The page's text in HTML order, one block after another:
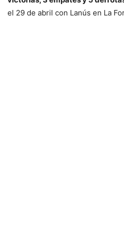
el 29 de abril con Lanús en La